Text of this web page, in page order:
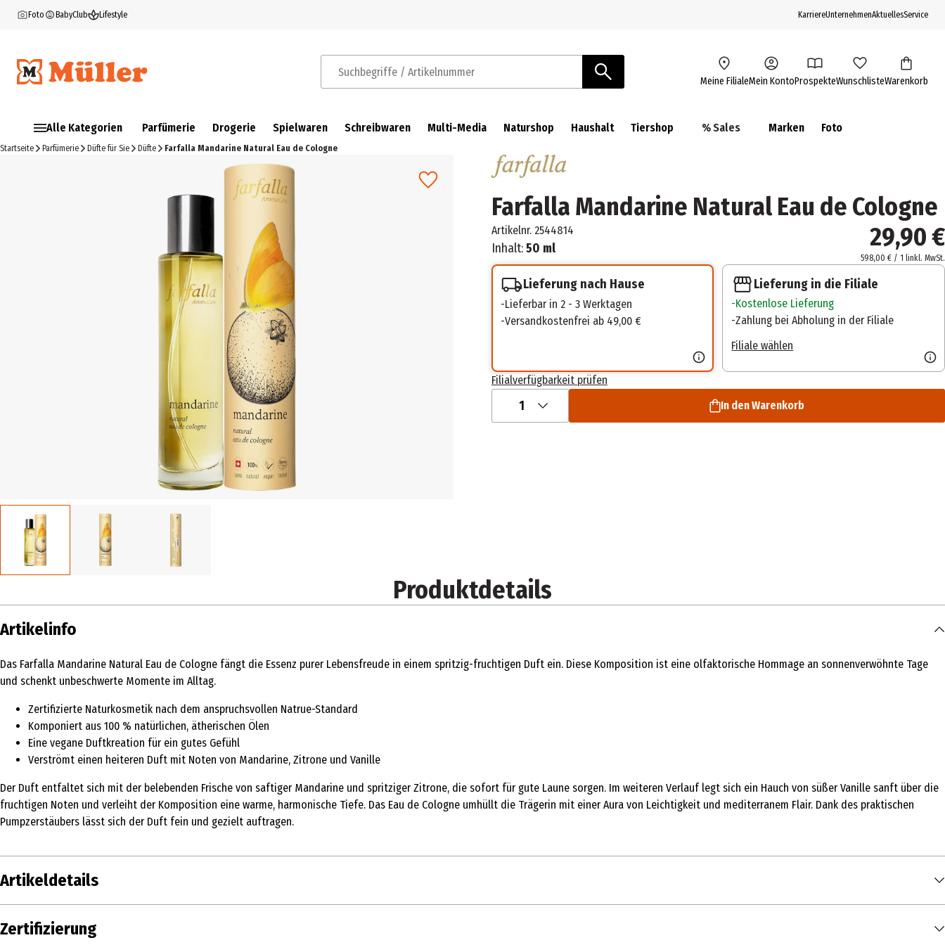
Foto BabyClub Lifestyle KarriereUnternehmenAktuellesService
Suchbegriffe / Artikelnummer Meine FilialeMein KontoProspekteWunschlisteWarenkorb
Alle Kategorien Parfümerie Drogerie Spielwaren Schreibwaren Multi-Media Naturshop Haushalt Tiershop % Sales Marken Foto
Startseite Parfümerie Düfte für Sie Düfte Farfalla Mandarine Natural Eau de Cologne
Farfalla Mandarine Natural Eau de Cologne
Artikelnr. 2544814
Inhalt:50 ml 29,90 €
598,00 € / 1 linkl. MwSt.
Lieferung nach Hause
Lieferbar in 2 - 3 Werktagen
Versandkostenfrei ab 49,00 €
Lieferung in die Filiale
Kostenlose Lieferung
Zahlung bei Abholung in der Filiale
Filiale wählen
Filialverfügbarkeit prüfen
1 In den Warenkorb
Produktdetails
Artikelinfo
Das Farfalla Mandarine Natural Eau de Cologne fängt die Essenz purer Lebensfreude in einem spritzig-fruchtigen Duft ein. Diese Komposition ist eine olfaktorische Hommage an sonnenverwöhnte Tage
und schenkt unbeschwerte Momente im Alltag.
Zertifizierte Naturkosmetik nach dem anspruchsvollen Natrue-Standard
Komponiert aus 100 % natürlichen, ätherischen Ölen
Eine vegane Duftkreation für ein gutes Gefühl
Verströmt einen heiteren Duft mit Noten von Mandarine, Zitrone und Vanille
Der Duft entfaltet sich mit der belebenden Frische von saftiger Mandarine und spritziger Zitrone, die sofort für gute Laune sorgen. Im weiteren Verlauf legt sich ein Hauch von süßer Vanille sanft über die
fruchtigen Noten und verleiht der Komposition eine warme, harmonische Tiefe. Das Eau de Cologne umhüllt die Trägerin mit einer Aura von Leichtigkeit und mediterranem Flair. Dank des praktischen
Pumpzerstäubers lässt sich der Duft fein und gezielt auftragen.
Artikeldetails
Inhalt
Zertifizierung